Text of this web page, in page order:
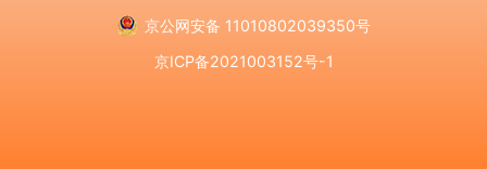
京公网安备 11010802039350号
京ICP备2021003152号-1